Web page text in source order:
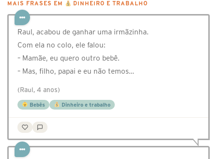
MAIS FRASES EM DINHEIRO E TRABALHO
Raul, acabou de ganhar uma irmãzinha.
Com ela no colo, ele falou:
– Mamãe, eu quero outro bebê.
– Mas, filho, papai e eu não temos…
(Raul, 4 anos)
Bebês Dinheiro e trabalho